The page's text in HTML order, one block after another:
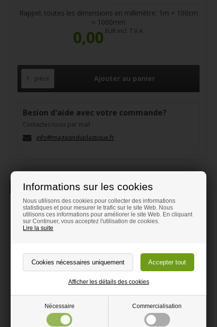
Informations sur les cookies
Nous utilisons des cookies pour collecter des informations
statistiques et pour mesurer le trafic sur le site Web. Nous
utilisons ces informations pour améliorer le site Web. En cliquant
sur Continuer, vous acceptez l'utilisation de cookies.
Lire la suite
Nécessaire Commercialisation
Afficher les détails des cookies
Rappel: toutes les dimensions en millimètre: 1m = 100cm
= 1000mm
0,00 EUR incl. T.V.A
pièce
Besion d'aide avec votre commande?
Contactez-nous par mail
info@magasinduplastique.fr
Description
Solution de rideaux lamelles -
Calculer prix
Le système de rideaux verticaux est bon pour:
Réduire le besoin de tirer
La séparation du froid et de la chaleur.
Réduire la quantité de poussière.